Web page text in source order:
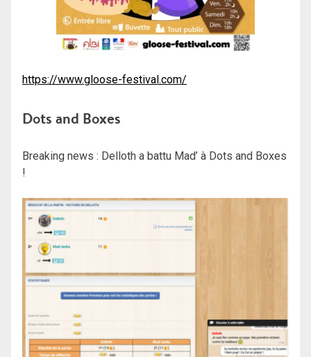
https://www.gloose-festival.com/
Dots and Boxes
Breaking news : Delloth a battu Mad’ à Dots and Boxes
!